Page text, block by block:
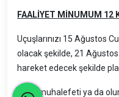
FAALİYET M İ NUMUM 12
Uçuşlarınızı 15 Ağustos
olacak şekilde, 21 Ağustos
hareket edecek şekilde
Hava muhalefeti ya da